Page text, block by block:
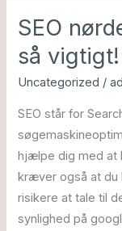
SEO
så vigtigt!
Uncategorized /
SEO står for
hjælpe dig med at
kræver også at du
risikere at tale til
synlighed på
SEO
nørdens
råd:
Derfor
er
så
vigtigt!